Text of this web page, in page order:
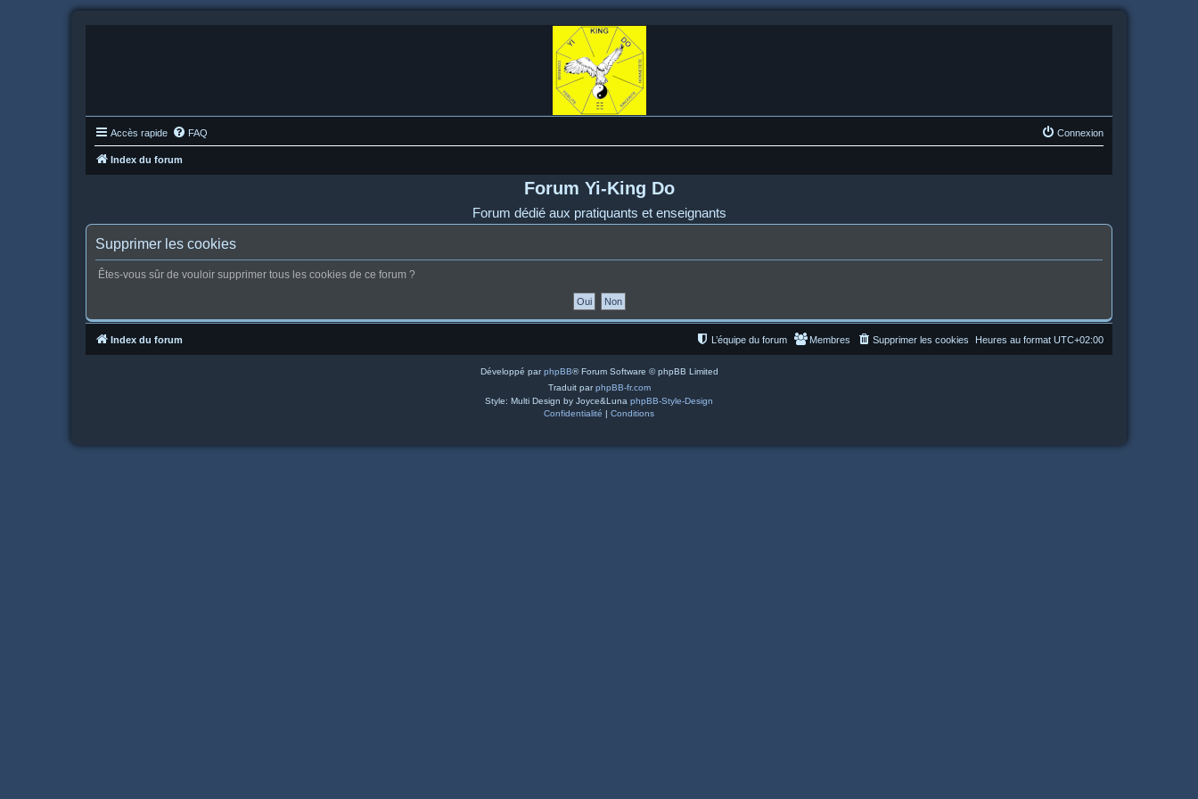
Accès rapide FAQ Connexion
Index du forum
Forum Yi-King Do
Forum dédié aux pratiquants et enseignants
Supprimer les cookies
Êtes-vous sûr de vouloir supprimer tous les cookies de ce forum ?
Index du forum Heures au format UTC+02:00
Supprimer les cookies
Membres
L’équipe du forum
Développé parphpBB® Forum Software © phpBB Limited
Traduit parphpBB-fr.com
Style: Multi Design by Joyce&Luna phpBB-Style-Design
Confidentialité | Conditions